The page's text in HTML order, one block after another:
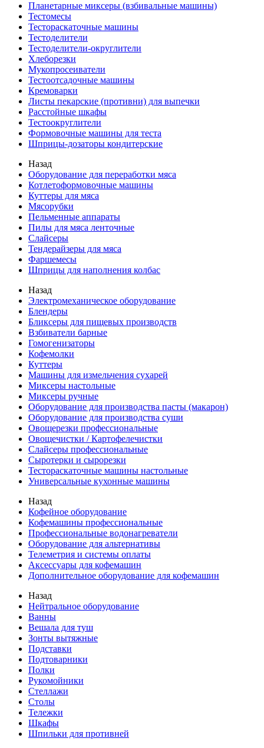
Планетарные миксеры (взбивальные машины)
Тестомесы
Тестораскаточные машины
Тестоделители
Тестоделители-округлители
Хлеборезки
Мукопросеиватели
Тестоотсадочные машины
Кремоварки
Листы пекарские (противни) для выпечки
Расстойные шкафы
Тестоокруглители
Формовочные машины для теста
Шприцы-дозаторы кондитерские
Назад
Оборудование для переработки мяса
Котлетоформовочные машины
Куттеры для мяса
Мясорубки
Пельменные аппараты
Пилы для мяса ленточные
Слайсеры
Тендерайзеры для мяса
Фаршемесы
Шприцы для наполнения колбас
Назад
Электромеханическое оборудование
Блендеры
Бликсеры для пищевых производств
Взбиватели барные
Гомогенизаторы
Кофемолки
Куттеры
Машины для измельчения сухарей
Миксеры настольные
Миксеры ручные
Оборудование для производства пасты (макарон)
Оборудование для производства суши
Овощерезки профессиональные
Овощечистки / Картофелечистки
Слайсеры профессиональные
Сыротерки и сырорезки
Тестораскаточные машины настольные
Универсальные кухонные машины
Назад
Кофейное оборудование
Кофемашины профессиональные
Профессиональные водонагреватели
Оборудование для альтернативы
Телеметрия и системы оплаты
Аксессуары для кофемашин
Дополнительное оборудование для кофемашин
Назад
Нейтральное оборудование
Ванны
Вешала для туш
Зонты вытяжные
Подставки
Подтоварники
Полки
Рукомойники
Стеллажи
Столы
Тележки
Шкафы
Шпильки для противней